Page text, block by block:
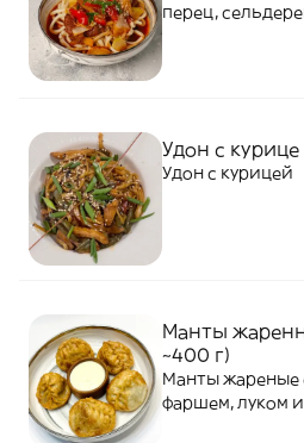
перец,
Удон с курице
Удон с курицей
Манты
~400 г)
Манты жареные
фаршем, луком